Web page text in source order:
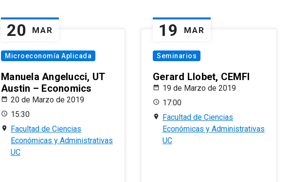
20 MAR
Microeconomía Aplicada
Manuela Angelucci, UT
Austin – Economics
20 de Marzo de 2019
15:30
Facultad de Ciencias
Económicas y Administrativas
UC
19 MAR
Seminarios
Gerard Llobet, CEMFI
19 de Marzo de 2019
17:00
Facultad de Ciencias
Económicas y Administrativas
UC